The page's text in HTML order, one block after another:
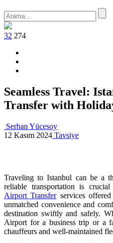
32 274
Seamless Travel:
Transfer with
Serhan Yücesoy
12 Kasım 2024 Tavsiye
Traveling to Istanbul can be a
reliable transportation is
Airport Transferservices
unmatched convenience and
destination swiftly and safely.
Airport for a business trip or a
chauffeurs and well-maintained